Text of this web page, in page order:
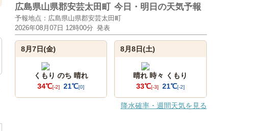
広島県山県郡安芸太田町 今日・明日の天気予報
予報地点：広島県山県郡安芸太田町
2026年08月07日 12時00分 発表
8月7日(金)
くもり のち 晴れ
34℃[-2] 21℃[0]
8月8日(土)
晴れ 時々 くもり
33℃[-3] 21℃[-2]
降水確率・週間天気を見る